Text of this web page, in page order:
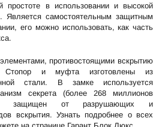
простоте в использовании и высокой
Является самостоятельным защитным
его можно использовать, как часть
противостоящими вскрытию
Стопор и муфта изготовлены из
стали. В замке используется
секрета (более 268 миллионов
защищен от разрушающих и
вскрытия. Узнать подробнее о всех